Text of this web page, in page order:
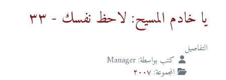
يا خادم المسيح: لاحظ نفسك - ٣٣
التفاصيل
كتب بواسطة: Manager
المجموعة: ٢٠٠٧